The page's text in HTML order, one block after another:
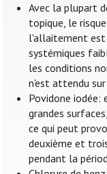
Avec la plupart
topique, le
l'allaitement est
systémiques
les conditions
n'est attendu
Povidone iodée:
grandes
ce qui peut
deuxième et
pendant la